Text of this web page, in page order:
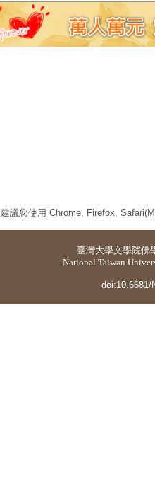
建議您使用 Chrome, Firefox,
臺灣大學文學院佛
National Taiwan
doi:10.6681/